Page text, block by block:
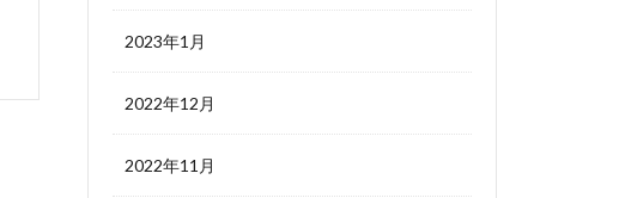
2023年1月
2022年12月
2022年11月